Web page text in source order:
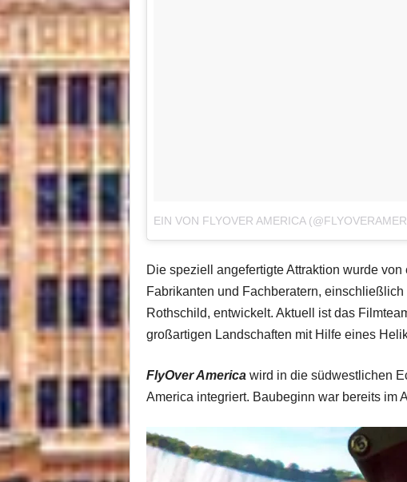
EIN VON FLYOVER AMERICA
Die speziell angefertigte Attraktion wurde
Fabrikanten und Fachberatern,
Rothschild, entwickelt. Aktuell ist das
großartigen Landschaften mit Hilfe eines
FlyOver Americawird in die südwestlichen
America integriert. Baubeginn war bereits im